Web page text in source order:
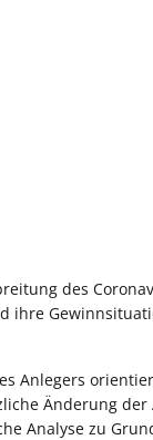
des
ihre
Anlegers
Änderung
Analyse zu